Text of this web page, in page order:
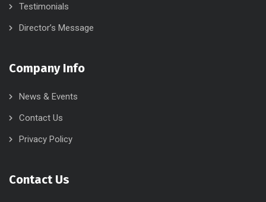
Testimonials
Director’s Message
Company Info
News & Events
Contact Us
Privacy Policy
Contact Us